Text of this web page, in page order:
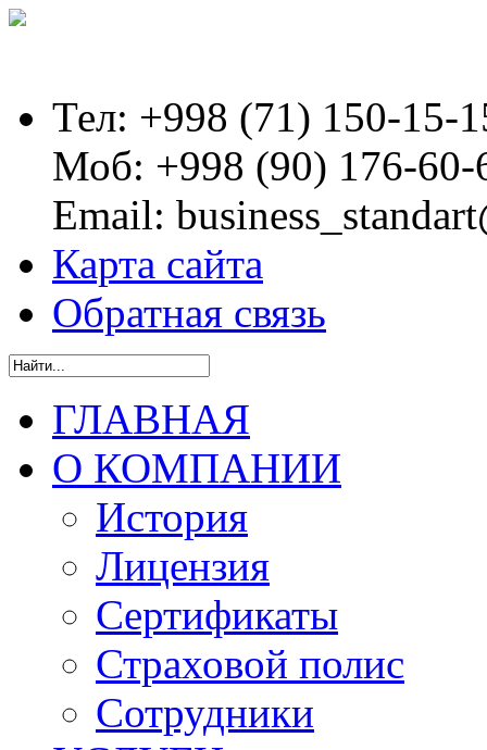
Тел: +998 (71) 150-15-
Моб: +998 (90) 176-60-
Email:
Карта сайта
Обратная связь
ГЛАВНАЯ
О КОМПАНИИ
История
Лицензия
Сертификаты
Страховой полис
Сотрудники